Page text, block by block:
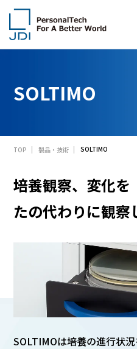
製品・技術
採用情報
News
SOLTIMO
TOP 製品・技術 SOLTIMO
培養観察、変化を
たの代わりに観察
SOLTIMOは培養の進行状